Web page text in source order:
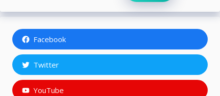
Facebook
Twitter
YouTube